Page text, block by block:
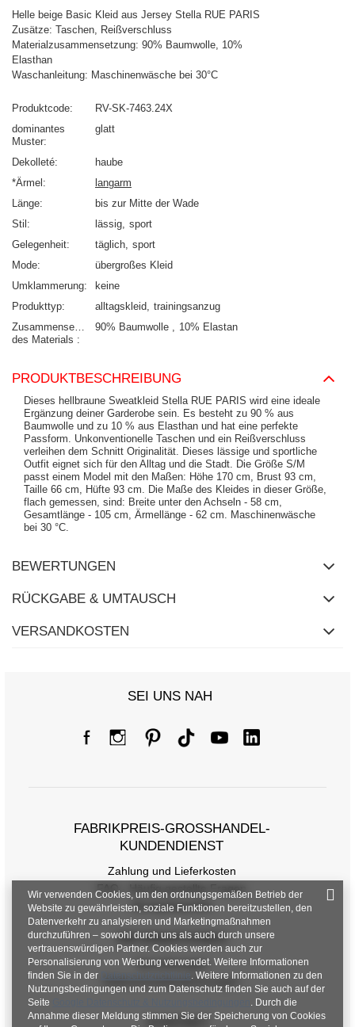
Helle beige Basic Kleid aus Jersey Stella RUE PARIS
Zusätze: Taschen, Reißverschluss
Materialzusammensetzung: 90% Baumwolle, 10%
Elasthan
Waschanleitung: Maschinenwäsche bei 30°C
Produktcode
RV-SK-7463.24X
dominantes
Muster
glatt
Dekolleté
haube
*Ärmel
langarm
Länge
bis zur Mitte der Wade
Stil
lässig sport
Gelegenheit
täglich sport
Mode
übergroßes Kleid
Umklammerung
keine
Produkttyp
alltagskleid
trainingsanzug
Zusammensetzung
des Materials
90% Baumwolle 10% Elastan
PRODUKTBESCHREIBUNG
Dieses hellbraune Sweatkleid Stella RUE PARIS wird eine ideale
Ergänzung deiner Garderobe sein. Es besteht zu 90 % aus
Baumwolle und zu 10 % aus Elasthan und hat eine perfekte
Passform. Unkonventionelle Taschen und ein Reißverschluss
verleihen dem Schnitt Originalität. Dieses lässige und sportliche
Outfit eignet sich für den Alltag und die Stadt. Die Größe S/M
passt einem Model mit den Maßen: Höhe 170 cm, Brust 93 cm,
Taille 66 cm, Hüfte 93 cm. Die Maße des Kleides in dieser Größe,
flach gemessen, sind: Breite unter den Achseln - 58 cm,
Gesamtlänge - 105 cm, Ärmellänge - 62 cm. Maschinenwäsche
bei 30 °C.
BEWERTUNGEN
RÜCKGABE & UMTAUSCH
VERSANDKOSTEN
SEI UNS NAH
FABRIKPREIS-GROSSHANDEL-K
UNDENDIENST
Zahlung und Lieferkosten
FAQ - Häufig gestellte Fragen
Rückgabepolitik
INFORMATIONEN
Verordnungen
Datenschutzbestimmungen
KONTAKT
Wir verwenden Cookies, um den ordnungsgemäßen Betrieb der
Website zu gewährleisten, soziale Funktionen bereitzustellen, den
Datenverkehr zu analysieren und Marketingmaßnahmen
durchzuführen – sowohl durch uns als auch durch unsere
vertrauenswürdigen Partner. Cookies werden auch zur
Personalisierung von Werbung verwendet. Weitere Informationen
finden Sie in der
Datenschutzrichtlinie. Weitere Informationen zu den
Nutzungsbedingungen und zum Datenschutz finden Sie auch auf der
Seite
. Durch die
Annahme dieser Meldung stimmen Sie der Speicherung von Cookies